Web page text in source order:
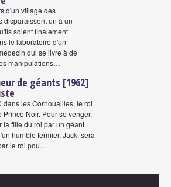
d'un village des
disparaissent un à un
soient finalement
le laboratoire d'un
qui se livre à de
manipulations…
de géants [1962]
dans les Cornouailles, le roi
Prince Noir. Pour se venger,
la fille du roi par un géant.
humble fermier, Jack, sera
le roi pou…